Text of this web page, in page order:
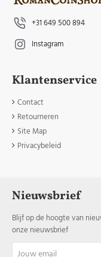
+31 649 500 894
Instagram
Klantenservice
Contact
Retourneren
Site Map
Privacybeleid
Nieuwsbrief
Blijf op de hoogte van
onze nieuwsbrief